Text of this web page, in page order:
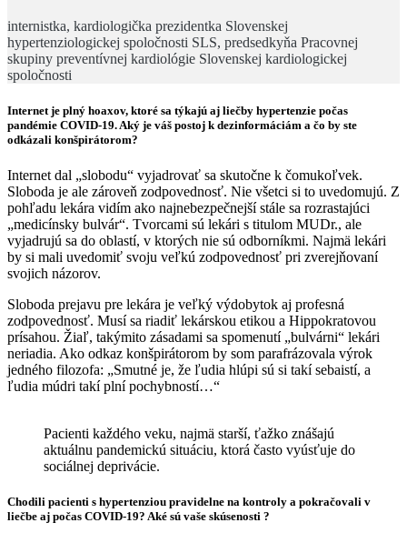
internistka, kardiologička prezidentka Slovenskej
hypertenziologickej spoločnosti SLS, predsedkyňa Pracovnej
skupiny preventívnej kardiológie Slovenskej kardiologickej
spoločnosti
Internet je plný hoaxov, ktoré sa týkajú aj liečby hypertenzie počas
pandémie COVID-19. Aký je váš postoj k dezinformáciám a čo by ste
odkázali konšpirátorom?
Internet dal „slobodu“ vyjadrovať sa skutočne k čomukoľvek.
Sloboda je ale zároveň zodpovednosť. Nie všetci si to uvedomujú. Z
pohľadu lekára vidím ako najnebezpečnejší stále sa rozrastajúci
„medicínsky bulvár“. Tvorcami sú lekári s titulom MUDr., ale
vyjadrujú sa do oblastí, v ktorých nie sú odborníkmi. Najmä lekári
by si mali uvedomiť svoju veľkú zodpovednosť pri zverejňovaní
svojich názorov.
Sloboda prejavu pre lekára je veľký výdobytok aj profesná
zodpovednosť. Musí sa riadiť lekárskou etikou a Hippokratovou
prísahou. Žiaľ, takýmito zásadami sa spomenutí „bulvárni“ lekári
neriadia. Ako odkaz konšpirátorom by som parafrázovala výrok
jedného filozofa: „Smutné je, že ľudia hlúpi sú si takí sebaistí, a
ľudia múdri takí plní pochybností…“
Pacienti každého veku, najmä starší, ťažko znášajú
aktuálnu pandemickú situáciu, ktorá často vyúsťuje do
sociálnej deprivácie.
Chodili pacienti s hypertenziou pravidelne na kontroly a pokračovali v
liečbe aj počas COVID-19? Aké sú vaše skúsenosti ?